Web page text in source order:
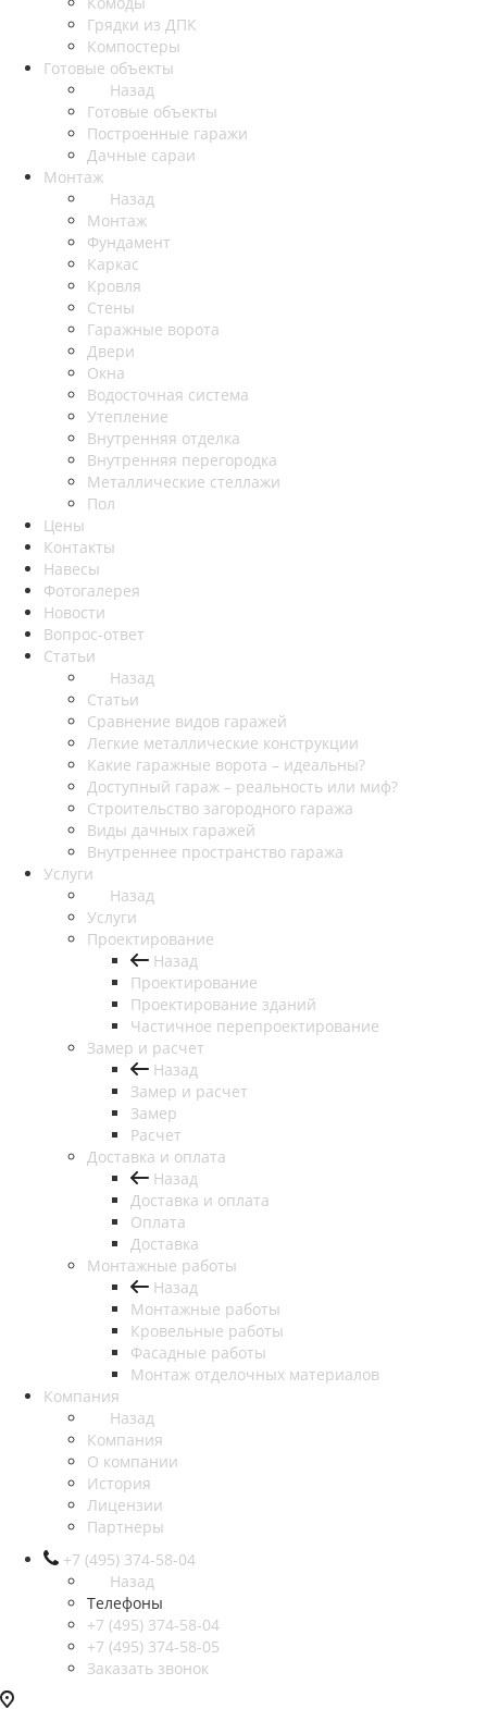
Грядки из ДПК
Компостеры
Готовые объекты
Назад
Готовые объекты
Построенные гаражи
Дачные сараи
Монтаж
Назад
Монтаж
Фундамент
Каркас
Кровля
Стены
Гаражные ворота
Двери
Окна
Водосточная система
Утепление
Внутренняя отделка
Внутренняя перегородка
Металлические стеллажи
Пол
Цены
Контакты
Навесы
Фотогалерея
Новости
Вопрос-ответ
Статьи
Назад
Статьи
Сравнение видов гаражей
Легкие металлические конструкции
Какие гаражные ворота – идеальны?
Доступный гараж – реальность или миф?
Строительство загородного гаража
Виды дачных гаражей
Внутреннее пространство гаража
Услуги
Назад
Услуги
Проектирование
Назад
Проектирование
Проектирование зданий
Частичное перепроектирование
Замер и расчет
Назад
Замер и расчет
Замер
Расчет
Доставка и оплата
Назад
Доставка и оплата
Оплата
Доставка
Монтажные работы
Назад
Монтажные работы
Кровельные работы
Фасадные работы
Монтаж отделочных материалов
Компания
Назад
Компания
О компании
История
Лицензии
Партнеры
+7 (495) 374-58-04
Назад
Телефоны
+7 (495) 374-58-04
+7 (495) 374-58-05
Заказать звонок